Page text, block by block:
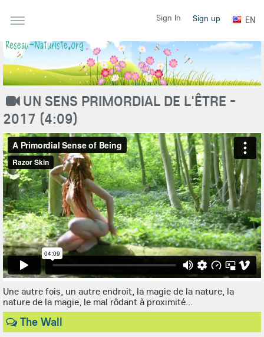
Sign In Sign up EN
UN SENS PRIMORDIAL DE L'ÊTRE -
2017 (4:09)
Une autre fois, un autre endroit, la magie de la nature, la
nature de la magie, le mal rôdant à proximité...
The Wall